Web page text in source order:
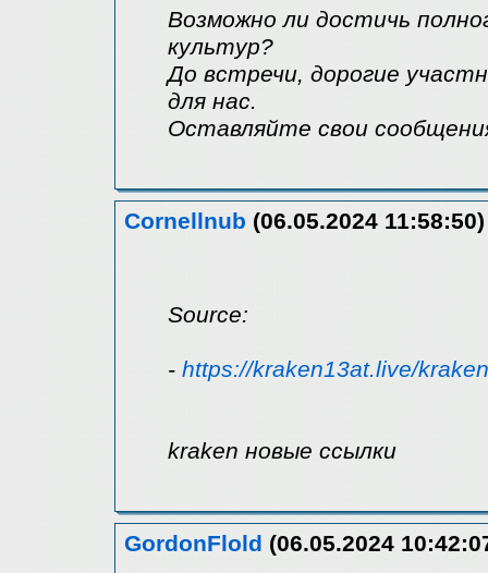
Возможно ли достичь
культур?
До встречи, дорогие
для нас.
Оставляйте свои
Cornellnub (06.05.2024 11:58:50)
Source:
- https://kraken13at.live/
kraken новые ссылки
GordonFlold (06.05.2024